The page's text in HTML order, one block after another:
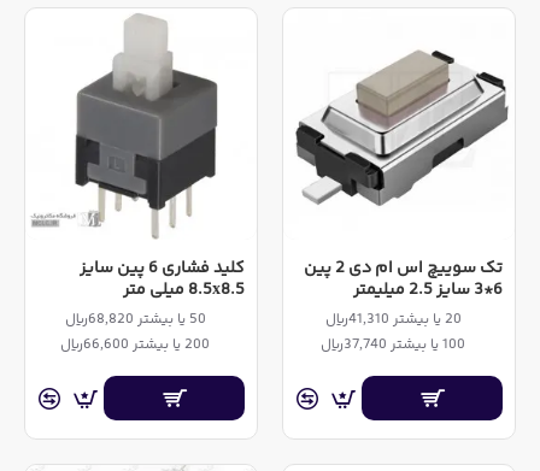
تک سوییچ اس ام دی 2 پین
6*3 سایز 2.5 میلیمتر
20 یا بیشتر 41,310ریال
100 یا بیشتر 37,740ریال
کلید فشاری 6 پین سایز
8.5x8.5 میلی متر
50 یا بیشتر 68,820ریال
200 یا بیشتر 66,600ریال